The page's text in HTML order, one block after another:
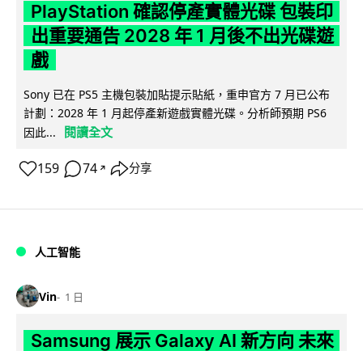
PlayStation 確認停產實體光碟 包裝印
出重要通告 2028 年 1 月後不出光碟遊
戲
Sony 已在 PS5 主機包裝加貼提示貼紙，重申官方 7 月已公布
計劃：2028 年 1 月起停產新遊戲實體光碟。分析師預期 PS6
因此...
閱讀全文
159 74 ↗ 分享
人工智能
Vin 1 日
Samsung 展示 Galaxy AI 新方向 未來